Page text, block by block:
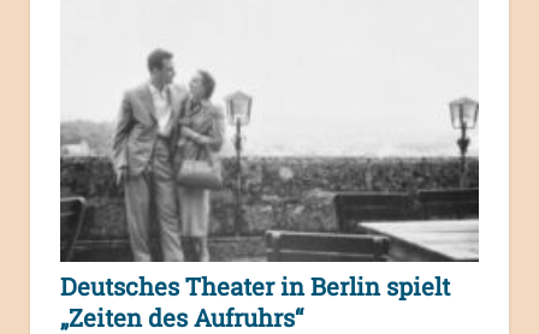
Deutsches Theater in Berlin spielt
„Zeiten des Aufruhrs“